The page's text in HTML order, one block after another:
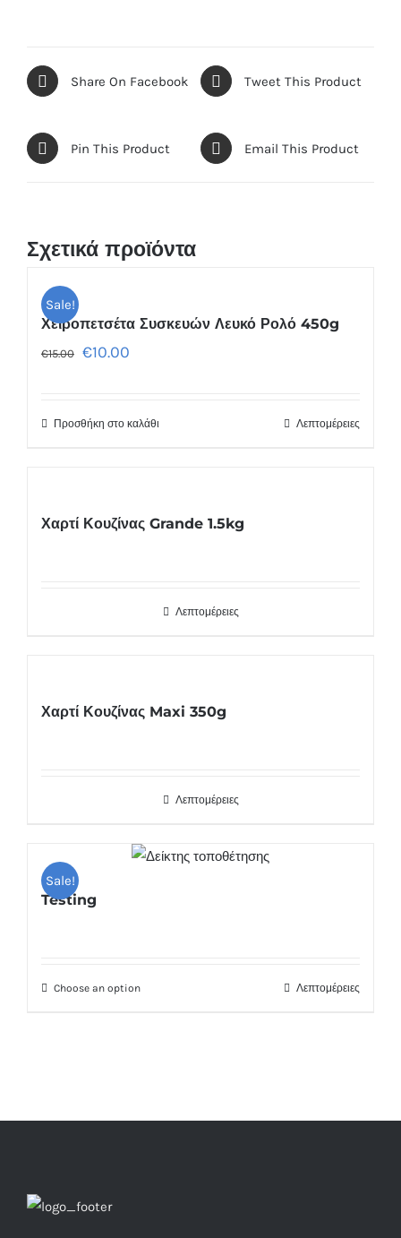
Share On Facebook Tweet This Product
Pin This Product Email This Product
Σχετικά προϊόντα
Sale!
Χειροπετσέτα Συσκευών Λευκό Ρολό 450g
€15.00 €10.00
Προσθήκη στο καλάθι Λεπτομέρειες
Χαρτί Κουζίνας Grande 1.5kg
Λεπτομέρειες
Χαρτί Κουζίνας Maxi 350g
Λεπτομέρειες
Sale!
Testing
Choose an option Λεπτομέρειες